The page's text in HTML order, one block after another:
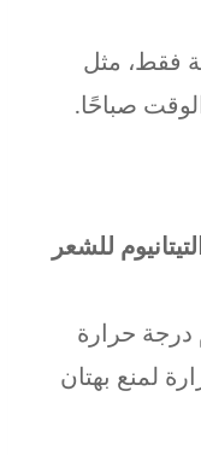
صباحًا.
للشعر
درجة حرارة
حرارة لمنع بهتان